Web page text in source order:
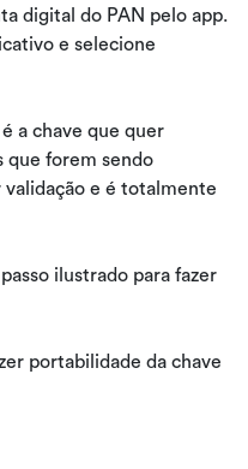
digital do PAN pelo app.
e selecione
a chave que quer
que forem sendo
validação e é totalmente
ilustrado para fazer